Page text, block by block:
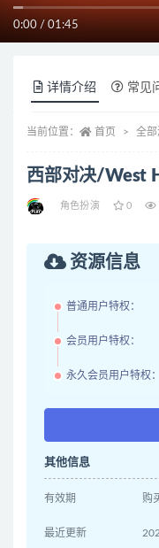
0:00 / 01:45
详情介绍 常见
当前位置： 首页 全部
西部对决/West
角色扮演 0
资源信息
普通用户特权：
会员用户特权：
永久会员用户特权：
其他信息
有效期 购
最近更新